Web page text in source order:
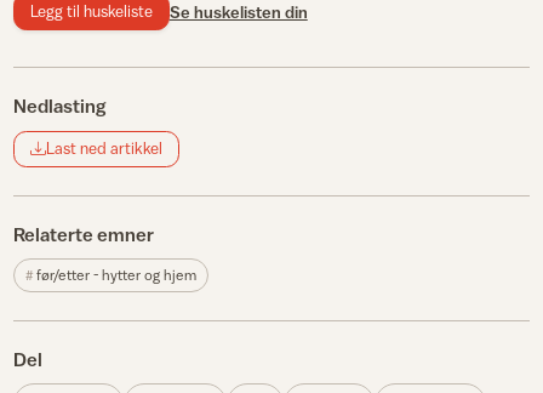
Legg til huskeliste Se huskelisten din
Nedlasting
Last ned artikkel
Relaterte emner
før/etter - hytter og hjem
Del